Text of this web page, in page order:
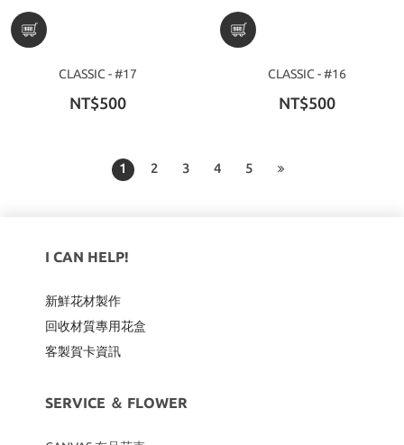
CLASSIC - #17
NT$500
CLASSIC - #16
NT$500
1 2 3 4 5
I CAN HELP!
新鮮花材製作
回收材質專用花盒
客製賀卡資訊
SERVICE ＆ FLOWER